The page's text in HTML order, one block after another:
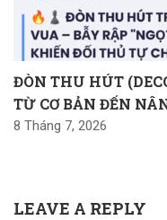
ĐÒN THU HÚT
TỪ CƠ BẢN ĐẾN
8 Tháng 7, 2026
LEAVE A REPLY